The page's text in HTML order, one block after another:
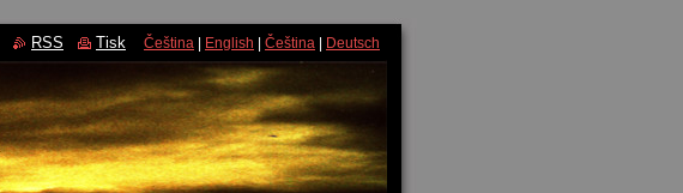
RSS Tisk Čeština English Čeština Deutsch